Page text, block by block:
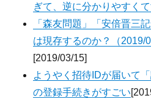
ぎて、逆に分かりやすく
「森友問題」「安倍晋三
は現存するのか？（2019/
[2019/03/15]
ようやく招待IDが届いて
の登録手続きがすごい